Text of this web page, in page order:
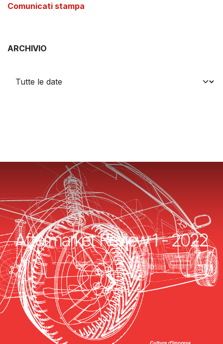
Comunicati stampa
ARCHIVIO
Aftermarket Review 1 - 2022